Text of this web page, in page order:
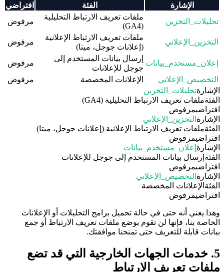
الإشارة الفئة
افتراضي
تحليلات_التخزين
ملفات تعريف الارتباط التحليلية
(GA4)
مرفوض
التخزين_الإعلاني
ملفات تعريف الارتباط الإعلانية
(إعلانات جوجل، ميتا)
مرفوض
إعلان_مستخدم_بيانات
إرسال بيانات المستخدم إلى
جوجل للإعلانات
مرفوض
التخصيص_الإعلاني
الإعلانات المخصصة
مرفوض
الإشارةتحليلات_التخزين
الفئةملفات تعريف الارتباط التحليلية (GA4)
افتراضيمرفوض
الإشارة التخزين_الإعلاني
الفئةملفات تعريف الارتباط الإعلانية (إعلانات جوجل، ميتا)
افتراضيمرفوض
الإشارة إعلان_مستخدم_بيانات
الفئة إرسال بيانات المستخدم إلى جوجل للإعلانات
افتراضيمرفوض
الإشارة التخصيص_الإعلاني
الفئة الإعلانات المخصصة
افتراضيمرفوض
وهذا يعني أنه حتى في حالة تحميل برامج التحليلات أو الإعلانات
الخاصة بنا، فإنها لن تقوم بوضع ملفات تعريف الارتباط أو جمع
بيانات قابلة للتعريف حتى تمنحنا موافقتك.
5. خدمات الجهات الخارجية التي قد تضع
ملفات تعريف الارتباط